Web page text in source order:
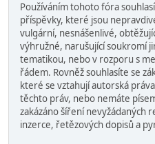
Používáním tohoto fóra
příspěvky, které jsou
vulgární, nesnášenlivé,
výhružné, narušující soukromí
tematikou, nebo v rozporu s
řádem. Rovněž souhlasíte se
které se vztahují autorská
těchto práv, nebo nemáte
zakázáno šíření nevyžádaných
inzerce, řetězových dopisů a